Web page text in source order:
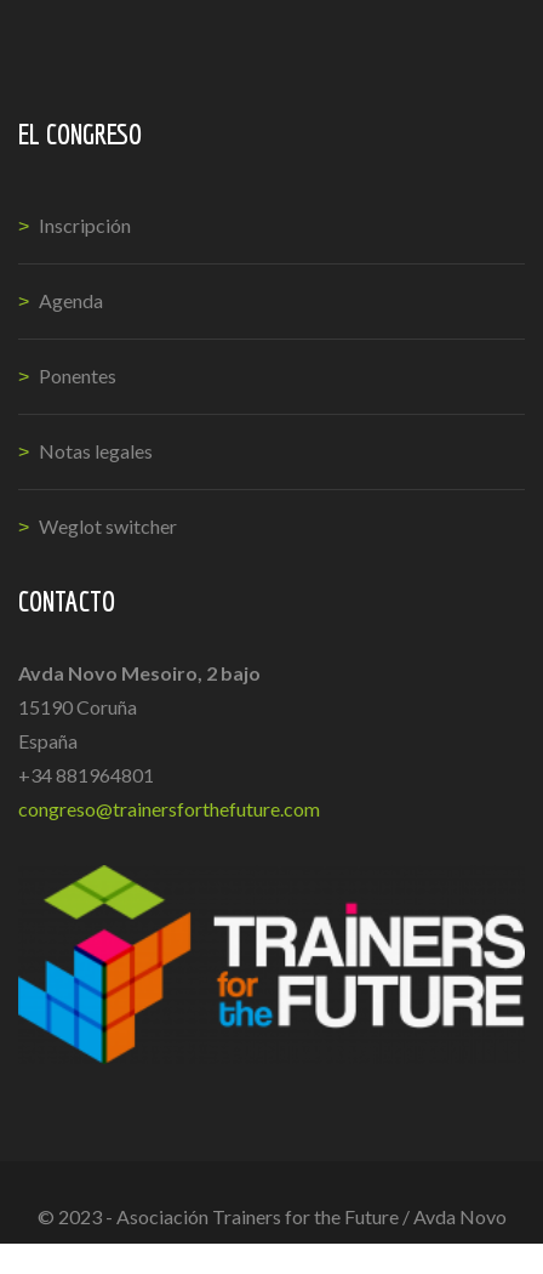
EL CONGRESO
Inscripción
Agenda
Ponentes
Notas legales
Weglot switcher
CONTACTO
Avda Novo Mesoiro, 2 bajo
15190 Coruña
España
+34 881964801
congreso@trainersforthefuture.com
© 2023 - Asociación Trainers for the Future / Avda Novo
Mesoiro, 2 bajo - 15190 A Coruña / Tlf. +34 881 964 80 / CIF